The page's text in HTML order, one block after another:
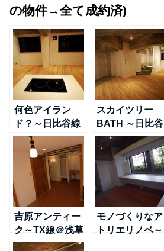
の物件→全て成約済)
何色アイラン
ド？～日比谷線
＠南千住
スカイツリー
BATH ～日比谷
線＠南千住
吉原アンティー
ク～TX線＠浅草
モノづくりなア
トリエリノベ～